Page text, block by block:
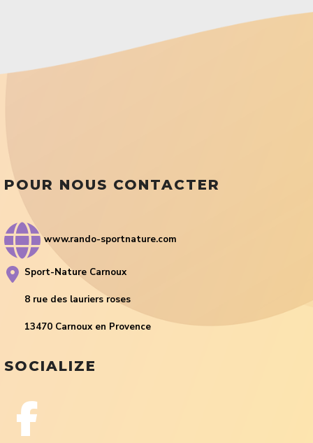
POUR NOUS CONTACTER
www.rando-sportnature.com
Sport-Nature Carnoux
8 rue des lauriers roses
13470 Carnoux en Provence
SOCIALIZE